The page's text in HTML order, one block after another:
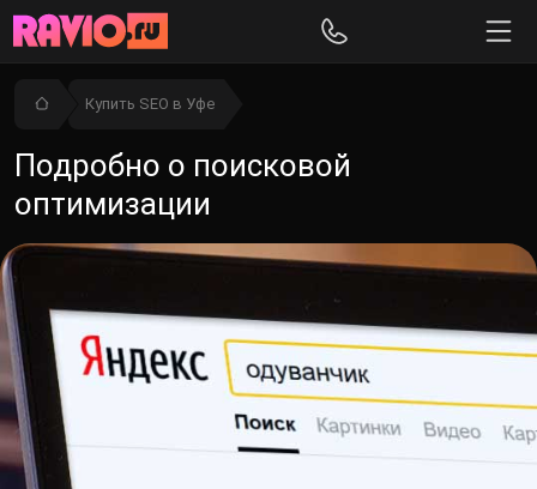
Купить SEO в Уфе
Подробно о поисковой
оптимизации